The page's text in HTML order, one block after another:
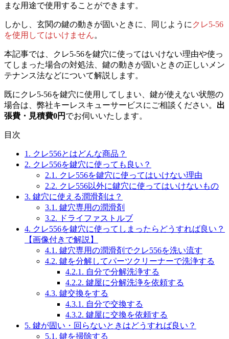
まな用途で使用することができます。
しかし、玄関の鍵の動きが固いときに、同じように クレ5-56
を使用してはいけません。
本記事では、クレ5-56を鍵穴に使ってはいけない理由や使っ
てしまった場合の対処法、鍵の動きが固いときの正しいメン
テナンス法などについて解説します。
既にクレ5-56を鍵穴に使用してしまい、鍵が使えない状態の
場合は、弊社キーレスキューサービスにご相談ください。 出
張費・見積費0円 でお伺いいたします。
目次
1. クレ556とはどんな商品？
2. クレ556を鍵穴に使っても良い？
2.1. クレ556を鍵穴に使ってはいけない理由
2.2. クレ556以外に鍵穴に使ってはいけないもの
3. 鍵穴に使える潤滑剤は？
3.1. 鍵穴専用の潤滑剤
3.2. ドライファストルブ
4. クレ556を鍵穴に使ってしまったらどうすれば良い？
【画像付きで解説】
4.1. 鍵穴専用の潤滑剤でクレ556を洗い流す
4.2. 鍵を分解してパーツクリーナーで洗浄する
4.2.1. 自分で分解洗浄する
4.2.2. 鍵屋に分解洗浄を依頼する
4.3. 鍵交換をする
4.3.1. 自分で交換する
4.3.2. 鍵屋に交換を依頼する
5. 鍵が固い・回らないときはどうすれば良い？
5.1. 鍵を掃除する